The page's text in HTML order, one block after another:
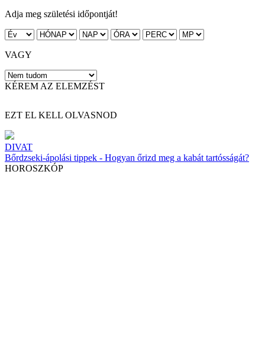
Adja meg születési időpontját!
VAGY
KÉREM AZ ELEMZÉST
EZT EL KELL OLVASNOD
DIVAT
Bőrdzseki-ápolási tippek - Hogyan őrizd meg a kabát tartósságát?
HOROSZKÓP